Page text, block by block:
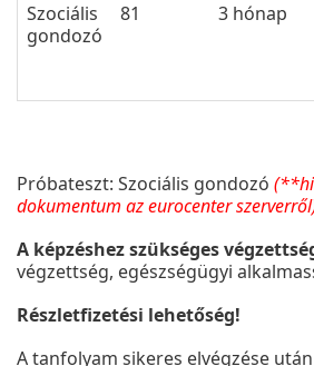
Szociális
gondozó
81 3 hónap
Próbateszt: Szociális gondozó
dokumentum az eurocenter
A képzéshez szükséges
végzettség, egészségügyi
Részletfizetési lehetőség!
A tanfolyam sikeres elvégzése